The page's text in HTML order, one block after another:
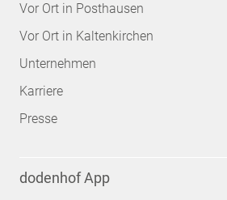
Vor Ort in Posthausen
Vor Ort in Kaltenkirchen
Unternehmen
Karriere
Presse
dodenhof App